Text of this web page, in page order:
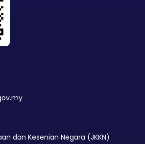
dan Kesenian Negara (JKKN)